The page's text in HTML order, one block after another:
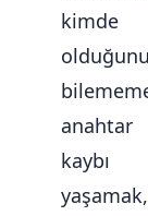
kimde
anahtar
kaybı
yaşamak,